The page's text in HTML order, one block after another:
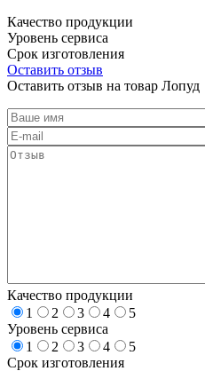
Качество продукции
Уровень сервиса
Срок изготовления
Оставить отзыв
Оставить отзыв на товар Лопуд
Качество продукции
1
2 3 4
5
Уровень сервиса
1
2 3 4
5
Срок изготовления